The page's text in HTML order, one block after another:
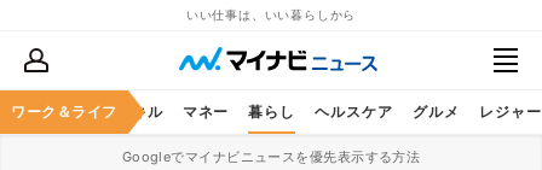
いい仕事は、いい暮らしから
ワーク＆ライフ
ア ビジネススキル マネー 暮らし ヘルスケア グルメ レジャー
Googleでマイナビニュースを優先表示する方法